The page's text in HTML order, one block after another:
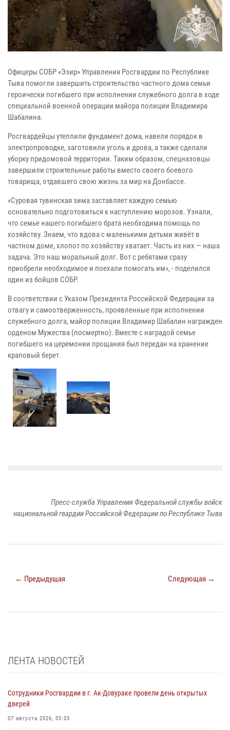
Офицеры СОБР «Эзир» Управления Росгвардии по Республике
Тыва помогли завершить строительство частного дома семьи
героически погибшего при исполнении служебного долга в ходе
специальной военной операции майора полиции Владимира
Шабалина.
Росгвардейцы утеплили фундамент дома, навели порядок в
электропроводке, заготовили уголь и дрова, а также сделали
уборку придомовой территории. Таким образом, спецназовцы
завершили строительные работы вместо своего боевого
товарища, отдавшего свою жизнь за мир на Донбассе.
«Суровая тувинская зима заставляет каждую семью
основательно подготовиться к наступлению морозов. Узнали,
что семье нашего погибшего брата необходима помощь по
хозяйству. Знаем, что вдова с маленькими детьми живёт в
частном доме, хлопот по хозяйству хватает. Часть из них — наша
задача. Это наш моральный долг. Вот с ребятами сразу
приобрели необходимое и поехали помогать им», - поделился
один из бойцов СОБР.
В соответствии с Указом Президента Российской Федерации за
отвагу и самоотверженность, проявленные при исполнении
служебного долга, майор полиции Владимир Шабалин награжден
орденом Мужества (посмертно). Вместе с наградой семье
погибшего на церемонии прощания был передан на хранение
краповый берет.
Пресс-служба Управления Федеральной службы войск
национальной гвардии Российской Федерации по Республике Тыва
← Предыдущая Следующая →
ЛЕНТА НОВОСТЕЙ
Сотрудники Росгвардии в г. Ак-Довураке провели день открытых
дверей
07 августа 2026, 05:03